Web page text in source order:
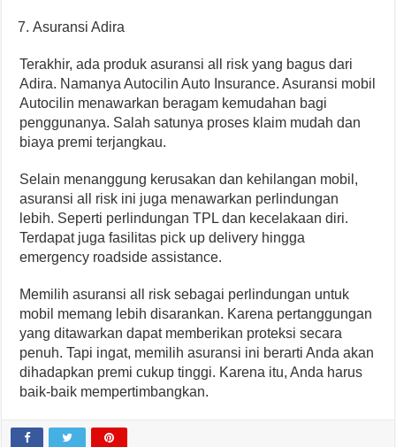
Asuransi Adira
Terakhir, ada produk asuransi all risk yang bagus dari
Adira. Namanya Autocilin Auto Insurance. Asuransi mobil
Autocilin menawarkan beragam kemudahan bagi
penggunanya. Salah satunya proses klaim mudah dan
biaya premi terjangkau.
Selain menanggung kerusakan dan kehilangan mobil,
asuransi all risk ini juga menawarkan perlindungan
lebih. Seperti perlindungan TPL dan kecelakaan diri.
Terdapat juga fasilitas pick up delivery hingga
emergency roadside assistance.
Memilih asuransi all risk sebagai perlindungan untuk
mobil memang lebih disarankan. Karena pertanggungan
yang ditawarkan dapat memberikan proteksi secara
penuh. Tapi ingat, memilih asuransi ini berarti Anda akan
dihadapkan premi cukup tinggi. Karena itu, Anda harus
baik-baik mempertimbangkan.